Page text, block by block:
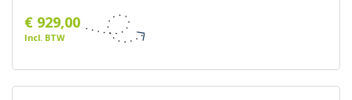
€ 929,00
Incl. BTW